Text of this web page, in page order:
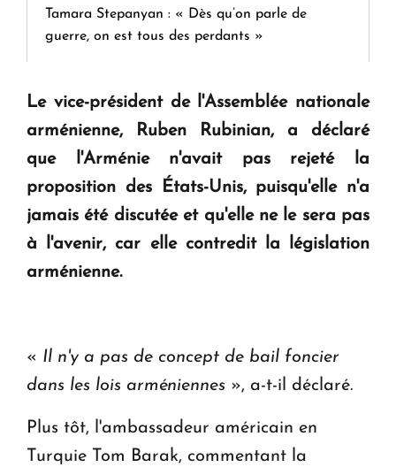
Tamara Stepanyan : « Dès qu’on parle de
guerre, on est tous des perdants »
" Tant qu'il n'existe pas d'alternative concrète, la
KASA : 30 ans d'audace, de résilience et d'avenir
en Arménie
Le premier hôtel Hyatt Regency d'Arménie
ouvrira ses portes à Dilijan
Le vice-président de l'Assemblée nationale
arménienne, Ruben Rubinian, a déclaré
que l'Arménie n'avait pas rejeté la
proposition des États-Unis, puisqu'elle n'a
jamais été discutée et qu'elle ne le sera pas
à l'avenir, car elle contredit la législation
arménienne.
« Il n'y a pas de concept de bail foncier
dans les lois arméniennes », a-t-il déclaré.
Plus tôt, l'ambassadeur américain en
Turquie Tom Barak, commentant la